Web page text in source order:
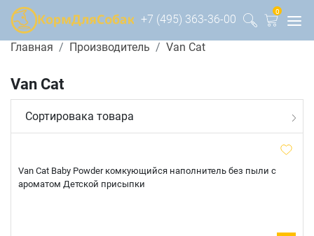
+7 (495) 363-36-00
0
Главная Производитель Van Cat
Van Cat
Сортировака товара
Van Cat Baby Powder комкующийся наполнитель без пыли с
ароматом Детской присыпки